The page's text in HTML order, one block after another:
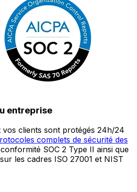
entreprise
vos clients sont protégés 24h/24
complets de sécurité des
SOC 2 Type II ainsi que
les cadres ISO 27001 et NIST